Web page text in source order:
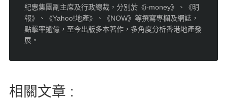
紀惠集團副主席及行政總裁，分別於《i-money》、《明
報》、《Yahoo!地產》、《NOW》等撰寫專欄及網誌，
點擊率逾億，至今出版多本著作，多角度分析香港地產發
展。
相關文章 :